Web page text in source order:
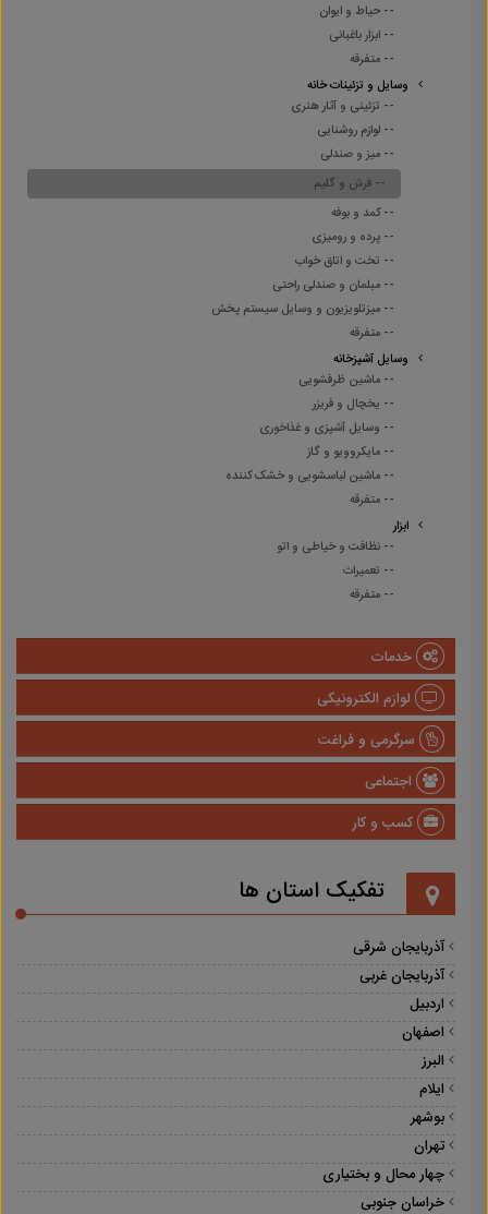
-- حیاط و ایوان
-- ابزار باغبانی
-- متفرقه
وسایل و تزئینات خانه
-- تزئینی و آثار هنری
-- لوازم روشنایی
-- میز و صندلی
-- فرش و گلیم
-- کمد و بوفه
-- پرده و رومیزی
-- تخت و اتاق خواب
-- مبلمان و صندلی راحتی
-- میزتلویزیون و وسایل سیستم پخش
-- متفرقه
وسایل آشپزخانه
-- ماشین ظرفشویی
-- یخچال و فریزر
-- وسایل آشپزی و غذاخوری
-- مایکروویو و گاز
-- ماشین لباسشویی و خشک کننده
-- متفرقه
ابزار
-- نظافت و خیاطی و اتو
-- تعمیرات
-- متفرقه
خدمات
لوازم الکترونیکی
سرگرمی و فراغت
اجتماعی
کسب و کار
تفکیک استان ها
آذربایجان شرقی
آذربایجان غربی
اردبیل
اصفهان
البرز
ایلام
بوشهر
تهران
چهار محال و بختیاری
خراسان جنوبی